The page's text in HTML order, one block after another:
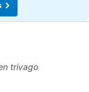
trivago